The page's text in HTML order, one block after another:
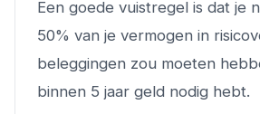
Een goede vuistregel is dat je
50% van je vermogen in
beleggingen zou moeten
binnen 5 jaar geld nodig hebt.